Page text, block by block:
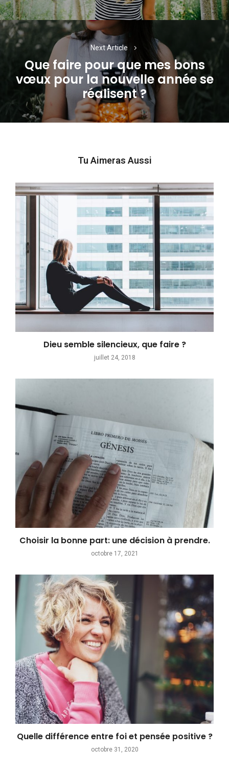
Next Article
Next
post:
Que faire pour que mes bons
vœux pour la nouvelle année se
réalisent ?
Tu Aimeras Aussi
Dieu semble silencieux, que faire ?
juillet 24, 2018
Choisir la bonne part: une décision à prendre.
octobre 17, 2021
Quelle différence entre foi et pensée positive ?
octobre 31, 2020